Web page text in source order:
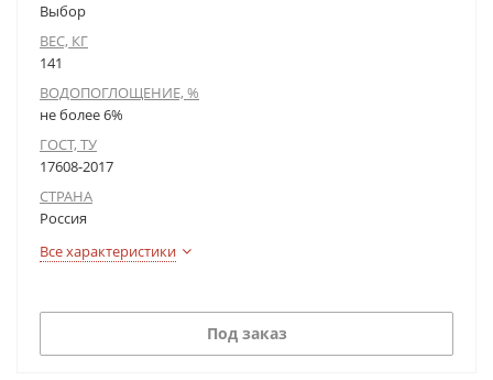
Выбор
ВЕС, КГ
141
ВОДОПОГЛОЩЕНИЕ, %
не более 6%
ГОСТ, ТУ
17608-2017
СТРАНА
Россия
Все характеристики
Под заказ